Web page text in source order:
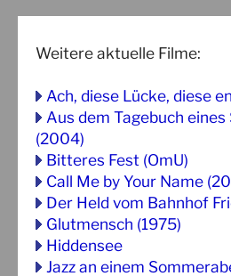
Weitere aktuelle Filme:
Ach, diese Lücke, diese
Aus dem Tagebuch eines
(2004)
Bitteres Fest (OmU)
Call Me by Your Name
Der Held vom Bahnhof
Glutmensch (1975)
Hiddensee
Jazz an einem